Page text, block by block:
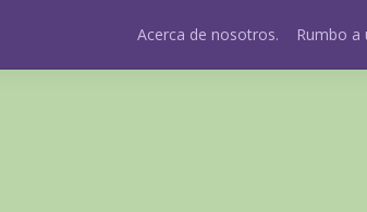
Acerca de nosotros. Rumbo a